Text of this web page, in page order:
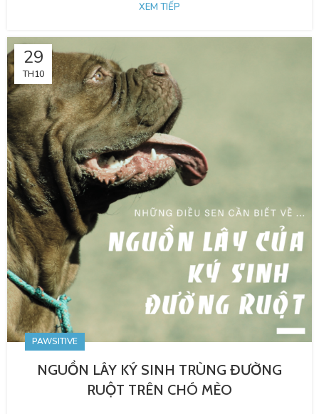
XEM TIẾP
29
TH10
PAWSITIVE
NGUỒN LÂY KÝ SINH TRÙNG ĐƯỜNG
RUỘT TRÊN CHÓ MÈO